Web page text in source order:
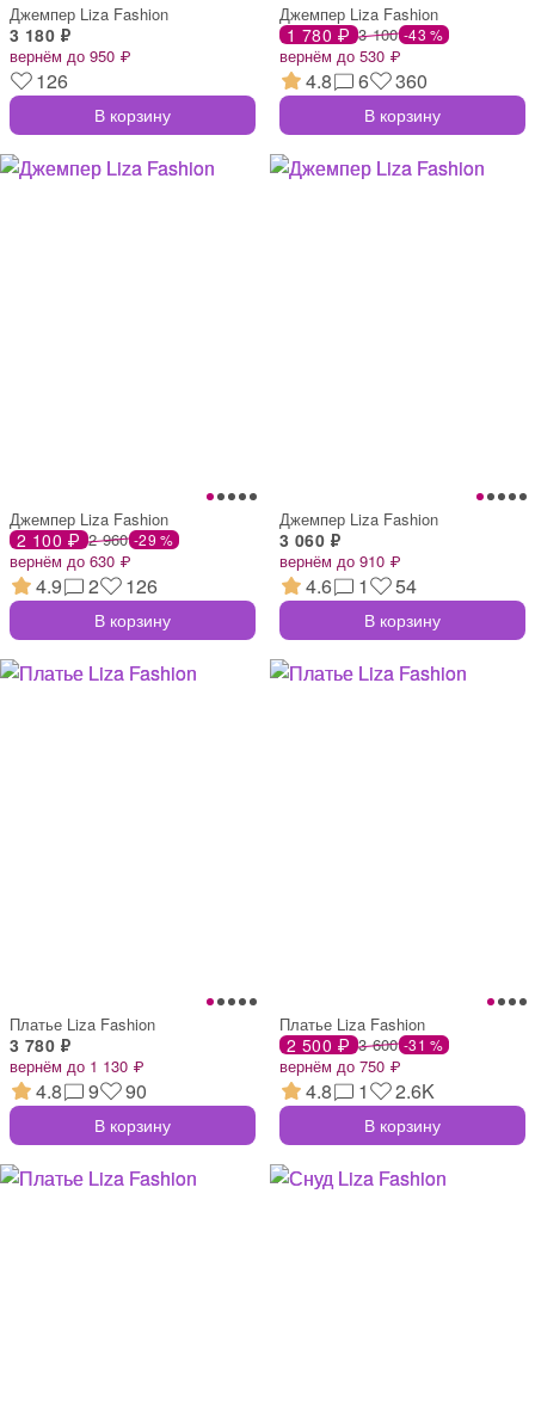
Джемпер Liza Fashion
3 180 ₽
вернём до 950 ₽
126
В корзину
Джемпер Liza Fashion
1 780 ₽ 3 100 -43 %
вернём до 530 ₽
4.8 6 360
В корзину
Джемпер Liza Fashion
2 100 ₽ 2 960 -29 %
вернём до 630 ₽
4.9 2 126
В корзину
Джемпер Liza Fashion
3 060 ₽
вернём до 910 ₽
4.6 1 54
В корзину
Платье Liza Fashion
3 780 ₽
вернём до 1 130 ₽
4.8 9 90
В корзину
Платье Liza Fashion
2 500 ₽ 3 600 -31 %
вернём до 750 ₽
4.8 1 2.6K
В корзину